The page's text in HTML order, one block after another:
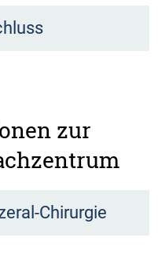
zur
Chirurgie